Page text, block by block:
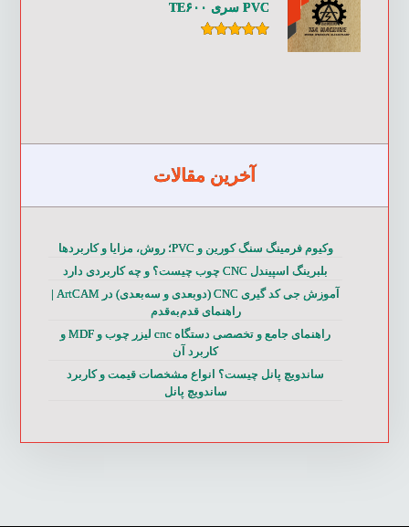
PVC سری TE۶۰۰
آخرین مقالات
وکیوم فرمینگ سنگ کورین و PVC؛ روش، مزایا و کاربردها
بلبرینگ اسپیندل CNC چوب چیست؟ و چه کاربردی دارد
آموزش جی کد گیری CNC (دوبعدی و سه‌بعدی) در ArtCAM |
راهنمای قدم‌به‌قدم
راهنمای جامع و تخصصی دستگاه cnc لیزر چوب و MDF و
کاربرد آن
ساندویچ پانل چیست؟ انواع مشخصات قیمت و کاربرد
ساندویچ پانل